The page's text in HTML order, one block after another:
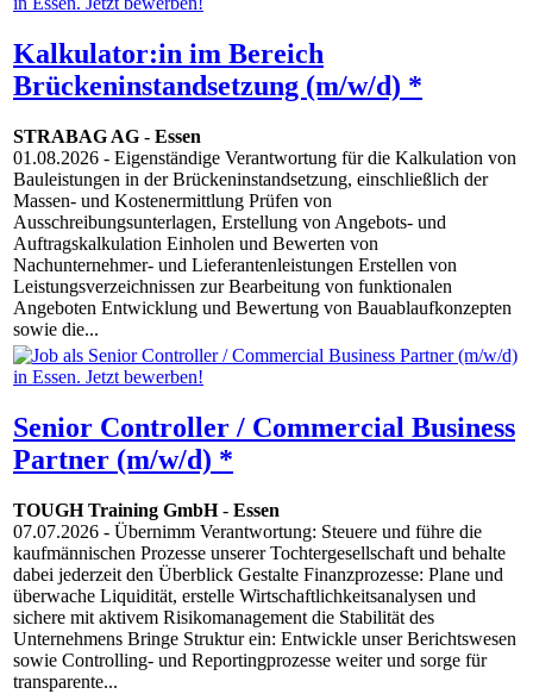
Kalkulator:in im Bereich
Brückeninstandsetzung (m/w/d) *
STRABAG AG - Essen
01.08.2026 - Eigenständige Verantwortung für die Kalkulation von
Bauleistungen in der Brückeninstandsetzung, einschließlich der
Massen- und Kostenermittlung Prüfen von
Ausschreibungsunterlagen, Erstellung von Angebots- und
Auftragskalkulation Einholen und Bewerten von
Nachunternehmer- und Lieferantenleistungen Erstellen von
Leistungsverzeichnissen zur Bearbeitung von funktionalen
Angeboten Entwicklung und Bewertung von Bauablaufkonzepten
sowie die...
Senior Controller / Commercial Business
Partner (m/w/d) *
TOUGH Training GmbH- Essen
07.07.2026 - Übernimm Verantwortung: Steuere und führe die
kaufmännischen Prozesse unserer Tochtergesellschaft und behalte
dabei jederzeit den Überblick Gestalte Finanzprozesse: Plane und
überwache Liquidität, erstelle Wirtschaftlichkeitsanalysen und
sichere mit aktivem Risikomanagement die Stabilität des
Unternehmens Bringe Struktur ein: Entwickle unser Berichtswesen
sowie Controlling- und Reportingprozesse weiter und sorge für
transparente...